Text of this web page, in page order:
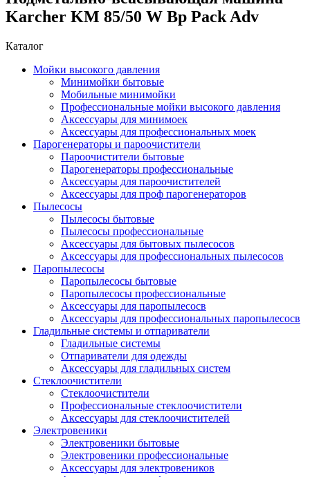
Karcher KM 85/50 W Bp Pack Adv
Каталог
Мойки высокого давления
Минимойки бытовые
Мобильные минимойки
Профессиональные мойки высокого давления
Аксессуары для минимоек
Аксессуары для профессиональных моек
Парогенераторы и пароочистители
Пароочистители бытовые
Парогенераторы профессиональные
Аксессуары для пароочистителей
Аксессуары для проф парогенераторов
Пылесосы
Пылесосы бытовые
Пылесосы профессиональные
Аксессуары для бытовых пылесосов
Аксессуары для профессиональных пылесосов
Паропылесосы
Паропылесосы бытовые
Паропылесосы профессиональные
Аксессуары для паропылесосв
Аксессуары для профессиональных паропылесосв
Гладильные системы и отпариватели
Гладильные системы
Отпариватели для одежды
Аксессуары для гладильных систем
Стеклоочистители
Стеклоочистители
Профессиональные стеклоочистители
Аксессуары для стеклоочистителей
Электровеники
Электровеники бытовые
Электровеники профессиональные
Аксессуары для электровеников